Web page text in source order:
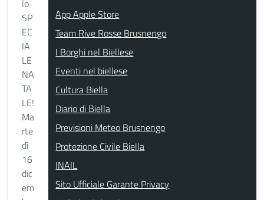
lo
SP
EC
IA
LE
NA
TA
LE!
Ma
rte
dì
16
dic
em
App Apple Store
Team Rive Rosse Brusnengo
I Borghi nel Biellese
Eventi nel biellese
Cultura Biella
Diario di Biella
Previsioni Meteo Brusnengo
Protezione Civile Biella
INAIL
Sito Ufficiale Garante Privacy